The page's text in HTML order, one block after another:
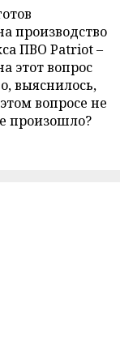
производство
ПВО Patriot –
этот вопрос
выяснилось,
вопросе не
произошло?